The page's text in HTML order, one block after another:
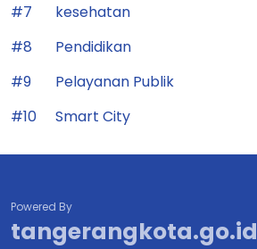
#7
kesehatan
#8
Pendidikan
#9
Pelayanan Publik
#10
Smart City
Powered By
tangerangkota.go.id